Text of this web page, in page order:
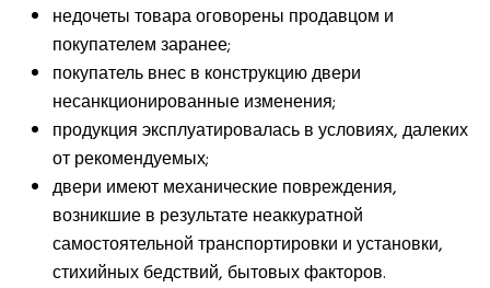
недочеты товара оговорены продавцом и
покупателем заранее;
покупатель внес в конструкцию двери
несанкционированные изменения;
продукция эксплуатировалась в условиях, далеких
от рекомендуемых;
двери имеют механические повреждения,
возникшие в результате неаккуратной
самостоятельной транспортировки и установки,
стихийных бедствий, бытовых факторов.